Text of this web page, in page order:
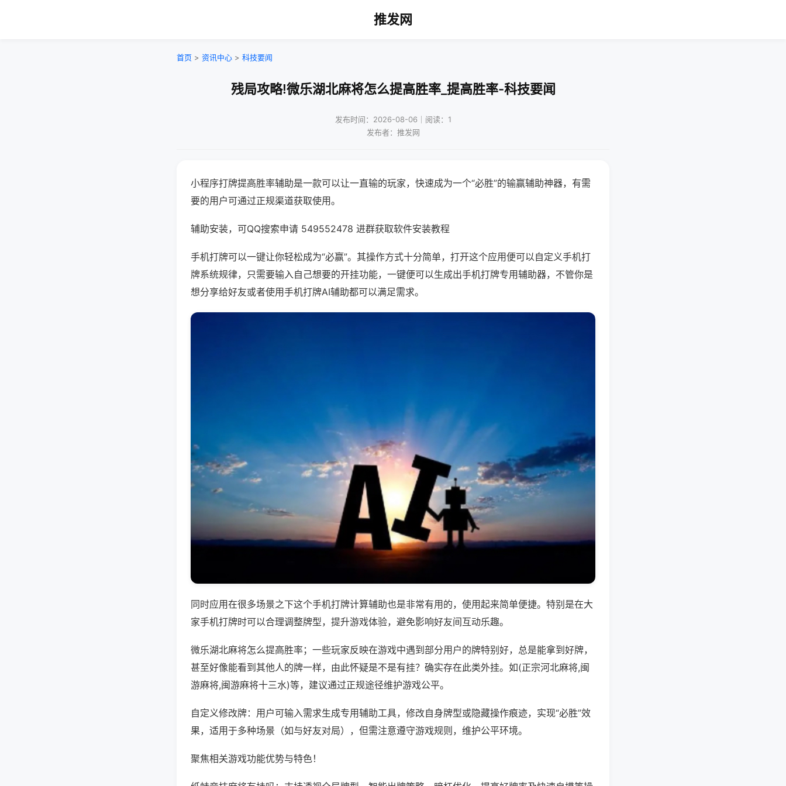
推发网
首页 > 资讯中心 > 科技要闻
残局攻略!微乐湖北麻将怎么提高胜率_提高胜率-科技要闻
发布时间：2026-08-06｜阅读：1
发布者：推发网
小程序打牌提高胜率辅助是一款可以让一直输的玩家，快速成为一个“必胜”的输赢辅助神器，有需
要的用户可通过正规渠道获取使用。
辅助安装，可QQ搜索申请 549552478 进群获取软件安装教程
手机打牌可以一键让你轻松成为“必赢”。其操作方式十分简单，打开这个应用便可以自定义手机打
牌系统规律，只需要输入自己想要的开挂功能，一键便可以生成出手机打牌专用辅助器，不管你是
想分享给好友或者使用手机打牌AI辅助都可以满足需求。
同时应用在很多场景之下这个手机打牌计算辅助也是非常有用的，使用起来简单便捷。特别是在大
家手机打牌时可以合理调整牌型，提升游戏体验，避免影响好友间互动乐趣。
微乐湖北麻将怎么提高胜率；一些玩家反映在游戏中遇到部分用户的牌特别好，总是能拿到好牌，
甚至好像能看到其他人的牌一样，由此怀疑是不是有挂？确实存在此类外挂。如(正宗河北麻将,闽
游麻将,闽游麻将十三水)等，建议通过正规途径维护游戏公平。
自定义修改牌：用户可输入需求生成专用辅助工具，修改自身牌型或隐藏操作痕迹，实现“必胜”效
果，适用于多种场景（如与好友对局），但需注意遵守游戏规则，维护公平环境。
聚焦相关游戏功能优势与特色！